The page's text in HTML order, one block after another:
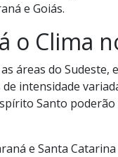
e Goiás.
o Clima
as áreas do
intensidade
Santo
e Santa